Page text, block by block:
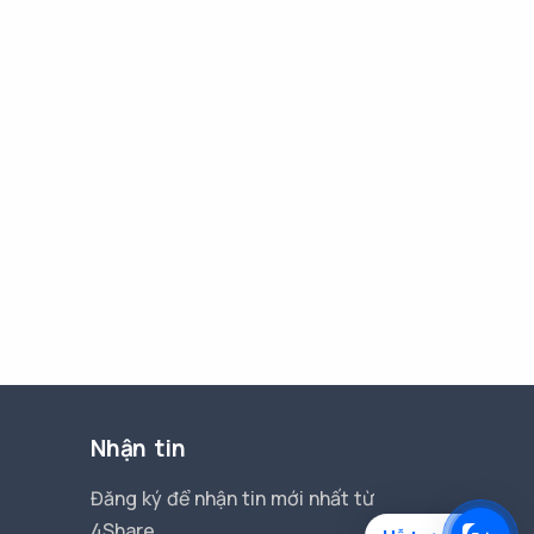
Nhận tin
Đăng ký để nhận tin mới nhất từ